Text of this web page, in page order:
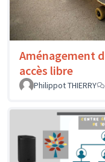
Aménagement
accès libre
Philippot THIERRY